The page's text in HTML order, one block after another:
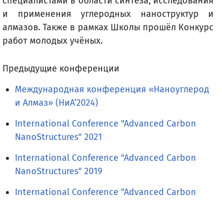
и применения углеродных наноструктур и
алмазов. Также в рамках Школы прошёл Конкурс
работ молодых учёных.
Предыдущие конференции
Международная конференция «Наноуглерод
и Алмаз» (НиА’2024)
International Conference "Advanced Carbon
NanoStructures" 2021
International Conference "Advanced Carbon
NanoStructures" 2019
International Conference "Advanced Carbon